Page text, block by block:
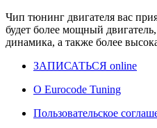
Чип тюнинг двигателя вас
будет более мощный
динамика, а также более
ЗАПИСАТЬСЯ online
О Eurocode Tuning
Пользовательское